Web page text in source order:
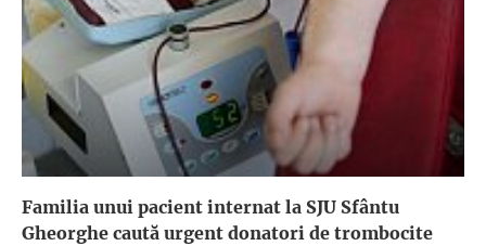
Familia unui pacient internat la SJU Sfântu
Gheorghe caută urgent donatori de trombocite